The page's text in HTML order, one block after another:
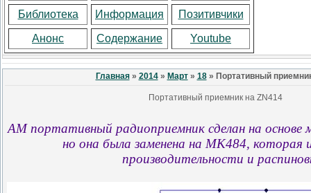
Библиотека Информация Позитивчики
Анонс Содержание Youtube
Главная» 2014 » Март » 18» Портативный
Портативный приемник на ZN414
AM портативный радиоприемник сделан на
но она была заменена на MK484, которая
производительности и